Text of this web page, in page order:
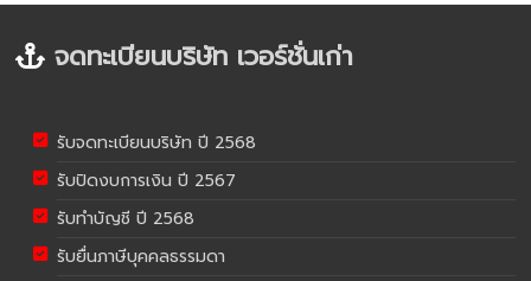
จดทะเบียนบริษัท เวอร์ชั่นเก่า
รับจดทะเบียนบริษัท ปี 2568
รับปิดงบการเงิน ปี 2567
รับทำบัญชี ปี 2568
รับยื่นภาษีบุคคลธรรมดา